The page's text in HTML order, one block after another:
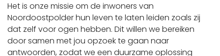
Het is onze missie om de inwoners van
Noordoostpolder hun leven te laten leiden zoals zij
dat zelf voor ogen hebben. Dit willen we bereiken
door samen met jou opzoek te gaan naar
antwoorden, zodat we een duurzame oplossing